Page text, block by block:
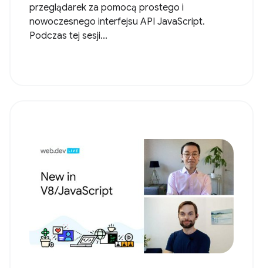
przeglądarek za pomocą prostego i
nowoczesnego interfejsu API JavaScript.
Podczas tej sesji...